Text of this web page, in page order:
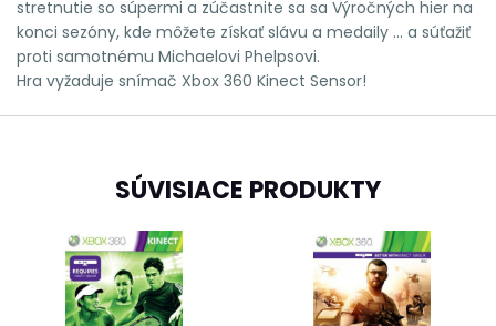
stretnutie so súpermi a zúčastnite sa sa Výročných hier na
konci sezóny, kde môžete získať slávu a medaily ... a súťažiť
proti samotnému Michaelovi Phelpsovi.
Hra vyžaduje snímač Xbox 360 Kinect Sensor!
SÚVISIACE PRODUKTY